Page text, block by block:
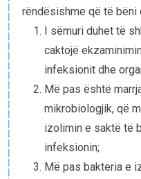
rëndësishme që të bëni
I sëmuri duhet të
caktojë
infeksionit dhe
Më pas është
mikrobiologjik, që
izolimin e saktë të
infeksionin;
Më pas bakteria e